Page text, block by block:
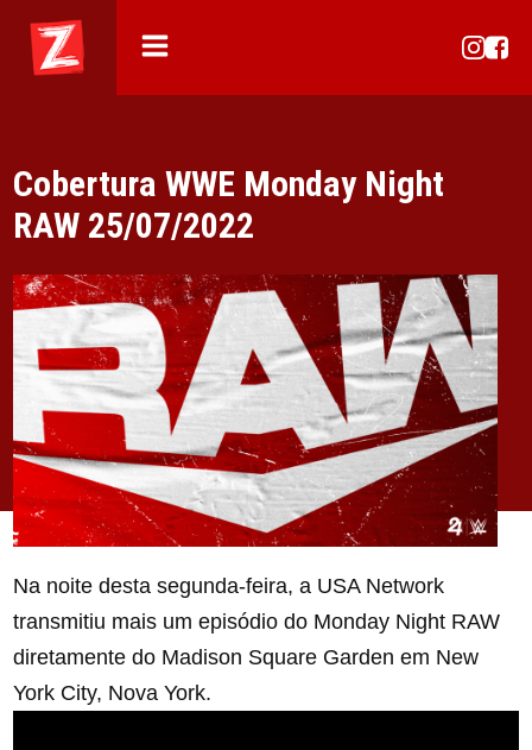
Cobertura WWE Monday Night
RAW 25/07/2022
Na noite desta segunda-feira, a USA Network
transmitiu mais um episódio do Monday Night RAW
diretamente do Madison Square Garden em New
York City, Nova York.